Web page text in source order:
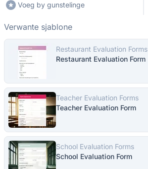
Voeg by gunstelinge
Verwante sjablone
Restaurant Evaluation Forms
Restaurant Evaluation Form
Teacher Evaluation Forms
Teacher Evaluation Form
School Evaluation Forms
School Evaluation Form